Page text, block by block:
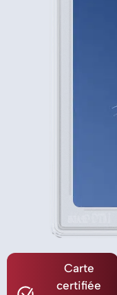
Carte
certifiée